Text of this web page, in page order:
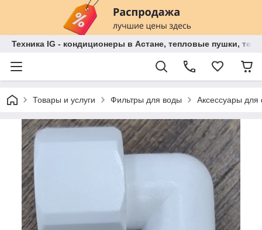
Техника IG - кондиционеры в Астане, тепловые пушки,
Товары и услуги Фильтры для воды Аксессуары для